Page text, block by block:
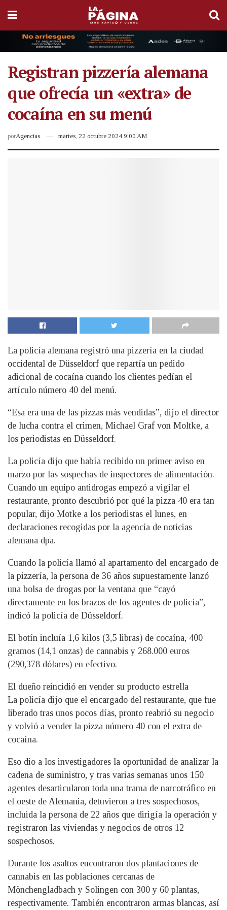
Registran pizzería alemana
que ofrecía un «extra» de
cocaína en su menú
porAgencias martes, 22 octubre 2024 9:00 AM
La policía alemana registró una pizzería en la ciudad
occidental de Düsseldorf que repartía un pedido
adicional de cocaína cuando los clientes pedían el
artículo número 40 del menú.
“Esa era una de las pizzas más vendidas”, dijo el director
de lucha contra el crimen, Michael Graf von Moltke, a
los periodistas en Düsseldorf.
La policía dijo que había recibido un primer aviso en
marzo por las sospechas de inspectores de alimentación.
Cuando un equipo antidrogas empezó a vigilar el
restaurante, pronto descubrió por qué la pizza 40 era tan
popular, dijo Motke a los periodistas el lunes, en
declaraciones recogidas por la agencia de noticias
alemana dpa.
Cuando la policía llamó al apartamento del encargado de
la pizzería, la persona de 36 años supuestamente lanzó
una bolsa de drogas por la ventana que “cayó
directamente en los brazos de los agentes de policía”,
indicó la policía de Düsseldorf.
El botín incluía 1,6 kilos (3,5 libras) de cocaína, 400
gramos (14,1 onzas) de cannabis y 268.000 euros
(290,378 dólares) en efectivo.
El dueño reincidió en vender su producto estrella
La policía dijo que el encargado del restaurante, que fue
liberado tras unos pocos días, pronto reabrió su negocio
y volvió a vender la pizza número 40 con el extra de
cocaína.
Eso dio a los investigadores la oportunidad de analizar la
cadena de suministro, y tras varias semanas unos 150
agentes desarticularon toda una trama de narcotráfico en
el oeste de Alemania, detuvieron a tres sospechosos,
incluida la persona de 22 años que dirigía la operación y
registraron las viviendas y negocios de otros 12
sospechosos.
Durante los asaltos encontraron dos plantaciones de
cannabis en las poblaciones cercanas de
Mönchengladbach y Solingen con 300 y 60 plantas,
respectivamente. También encontraron armas blancas, así